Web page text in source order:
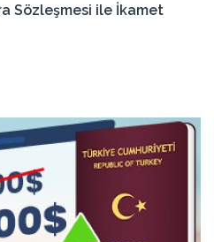
Sözleşmesi ile İkamet